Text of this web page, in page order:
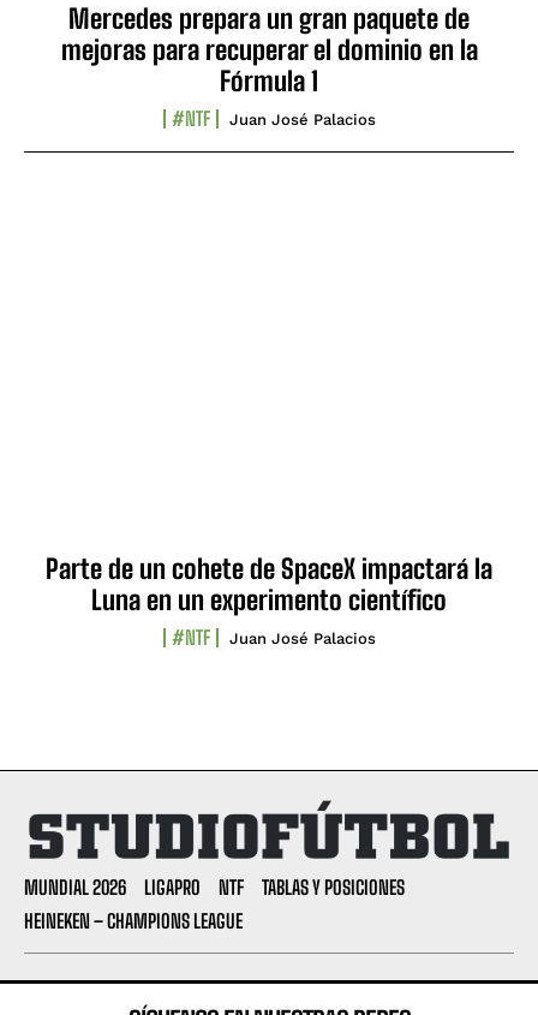
Mercedes prepara un gran paquete de
mejoras para recuperar el dominio en la
Fórmula 1
#NTF Juan José Palacios
Parte de un cohete de SpaceX impactará la
Luna en un experimento científico
#NTF Juan José Palacios
MUNDIAL 2026 LIGAPRO NTF
TABLAS Y POSICIONES
HEINEKEN – CHAMPIONS LEAGUE